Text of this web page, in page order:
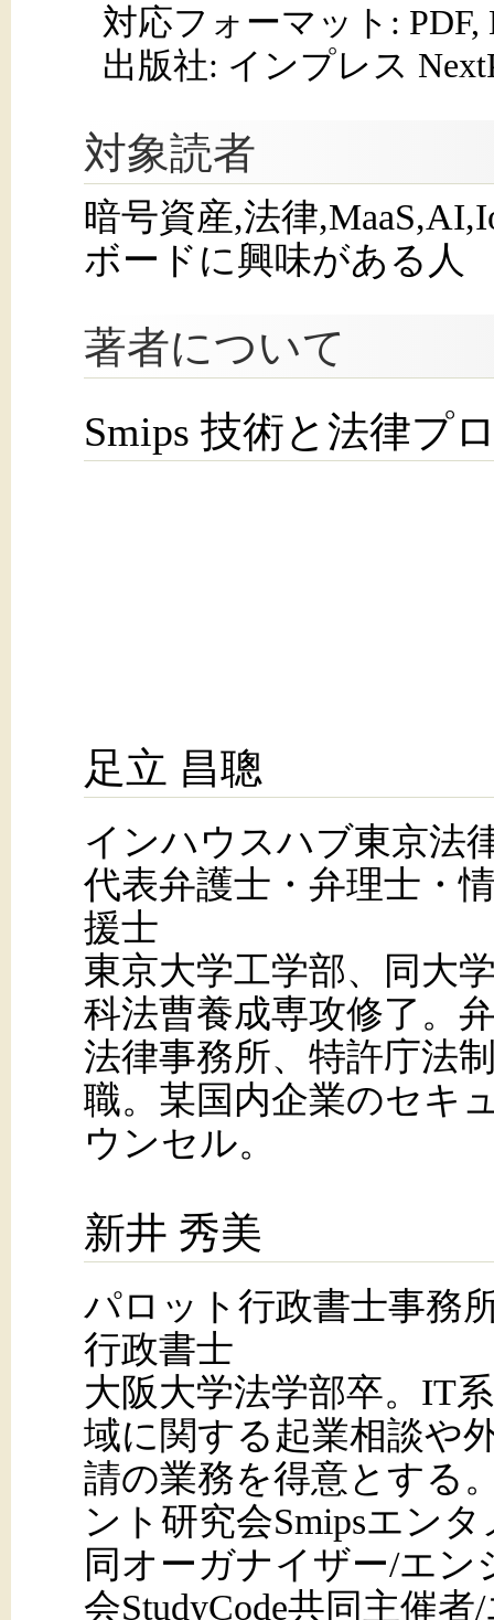
対応フォーマット: PDF,
出版社: インプレス
対象読者
暗号資産,法律
ボードに興味がある人
著者について
Smips 技術と法律プ
足立 昌聰
インハウスハブ東京法
代表弁護士・弁理士・
援士
東京大学工学部、同大
科法曹養成専攻修了。
法律事務所、特許庁法
職。某国内企業のセキ
ウンセル。
新井 秀美
パロット行政書士事務
行政書士
大阪大学法学部卒。IT
域に関する起業相談や
請の業務を得意とする
ント研究会Smipsエン
同オーガナイザー/エ
会StudyCode共同主催